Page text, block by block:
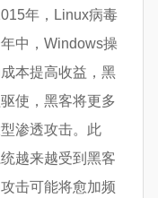
年，Linux病毒
中，Windows操
本提高收益，黑
使，黑客将更多
渗透攻击。此
越来越受到黑客
击可能将愈加频